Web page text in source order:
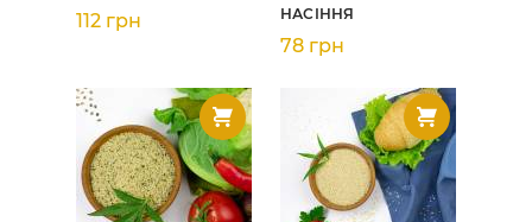
112 грн
НАСІННЯ
78 грн